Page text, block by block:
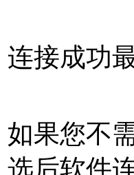
连接成功
如果您不
选后软件